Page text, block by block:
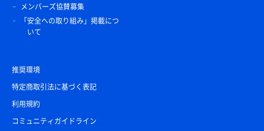
メンバーズ協賛募集
「安全への取り組み」掲載につ
いて
推奨環境
特定商取引法に基づく表記
利用規約
コミュニティガイドライン